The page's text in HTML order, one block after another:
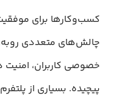
کسب‌وکارها برای
چالش‌های متعددی
خصوصی کاربران،
پیچیده. بسیاری از